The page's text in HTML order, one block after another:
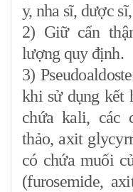
y, nha sĩ, dược
2) Giữ cẩn
lượng quy định.
3)
khi sử dụng kết
chứa kali, các
thảo, axit
có chứa muối
(furosemide,